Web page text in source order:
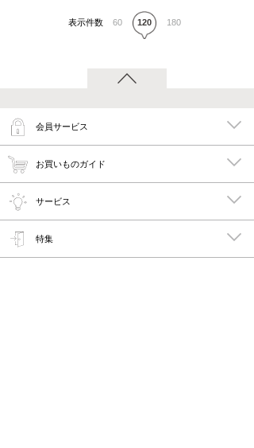
表示件数 60 120 180
会員サービス
お買いものガイド
サービス
特集